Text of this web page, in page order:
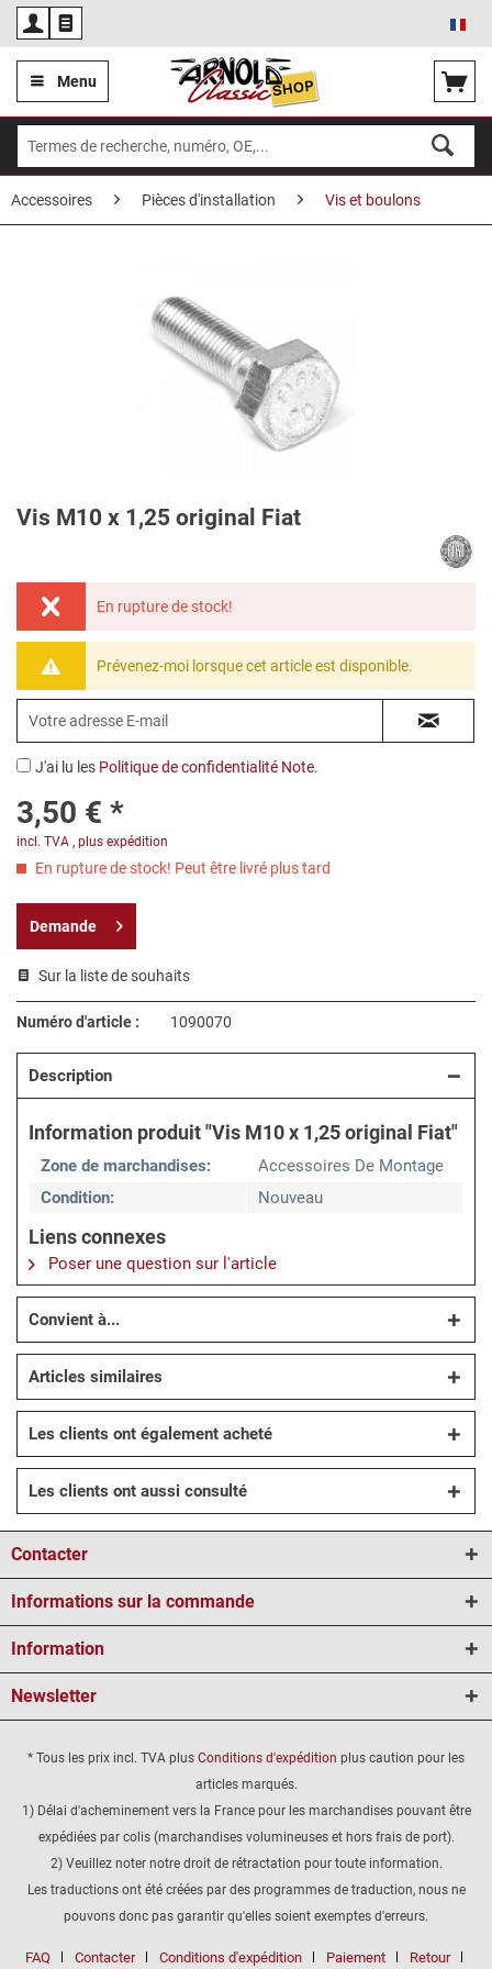
Menu
Accessoires Pièces d'installation Vis et boulons
Vis M10 x 1,25 original Fiat
En rupture de stock!
Prévenez-moi lorsque cet article est disponible.
J'ai lu les Politique de confidentialité Note.
3,50 € *
incl. TVA , plus expédition
En rupture de stock! Peut être livré plus tard
Demande
Sur la liste de souhaits
Numéro d'article : 1090070
Description
Information produit "Vis M10 x 1,25 original Fiat"
Zone de marchandises:
Accessoires De Montage
Condition:
Nouveau
Liens connexes
Poser une question sur l'article
Convient à...
Articles similaires
Les clients ont également acheté
Les clients ont aussi consulté
Contacter
Informations sur la commande
Information
Newsletter
* Tous les prix incl. TVA plus Conditions d'expédition plus caution pour les
articles marqués.
1) Délai d'acheminement vers la France pour les marchandises pouvant être
expédiées par colis (marchandises volumineuses et hors frais de port).
2) Veuillez noter notre droit de rétractation pour toute information.
Les traductions ont été créées par des programmes de traduction, nous ne
pouvons donc pas garantir qu'elles soient exemptes d'erreurs.
FAQ Contacter Conditions d'expédition Paiement Retour